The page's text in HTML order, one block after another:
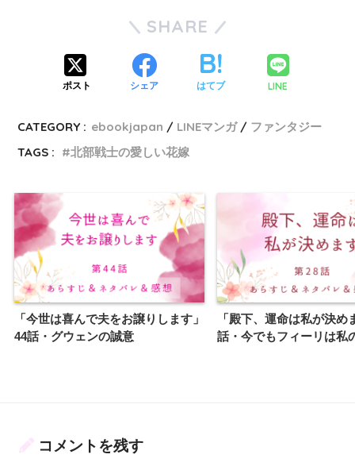
SHARE
ポスト シェア はてブ LINE
CATEGORY : ebookjapan LINEマンガ
ファンタジー
TAGS :
北部戦士の愛しい花嫁
「今世は喜んで夫をお譲りします」
44話・グウェンの誠意
「殿下、運命は私が決め
話・今でもフィーリは私
コメントを残す